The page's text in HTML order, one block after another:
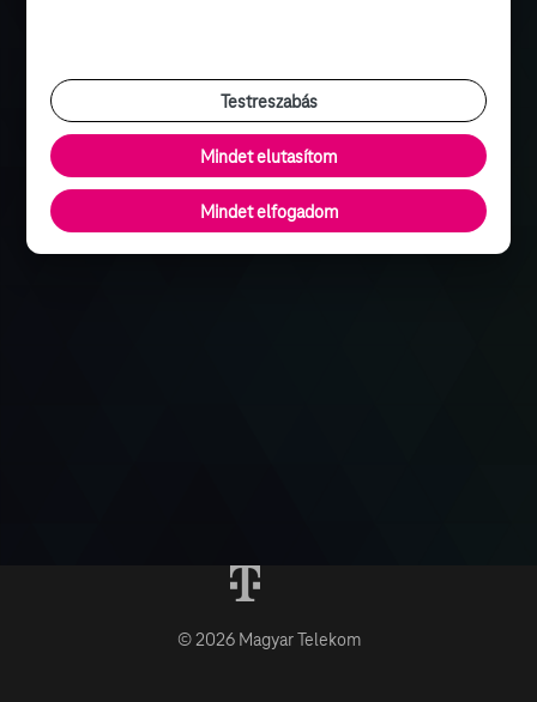
© 2026 Magyar Telekom
Testreszabás
Mindet elutasítom
Mindet elfogadom